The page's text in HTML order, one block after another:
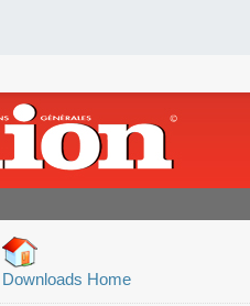
Downloads Home